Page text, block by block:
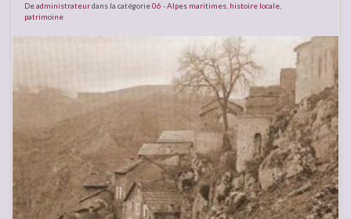
Deadministrateurdans la catégorie06 - Alpes maritimes histoire locale
patrimoine